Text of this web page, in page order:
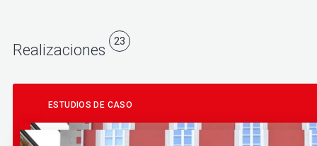
Realizaciones 23
ESTUDIOS DE CASO